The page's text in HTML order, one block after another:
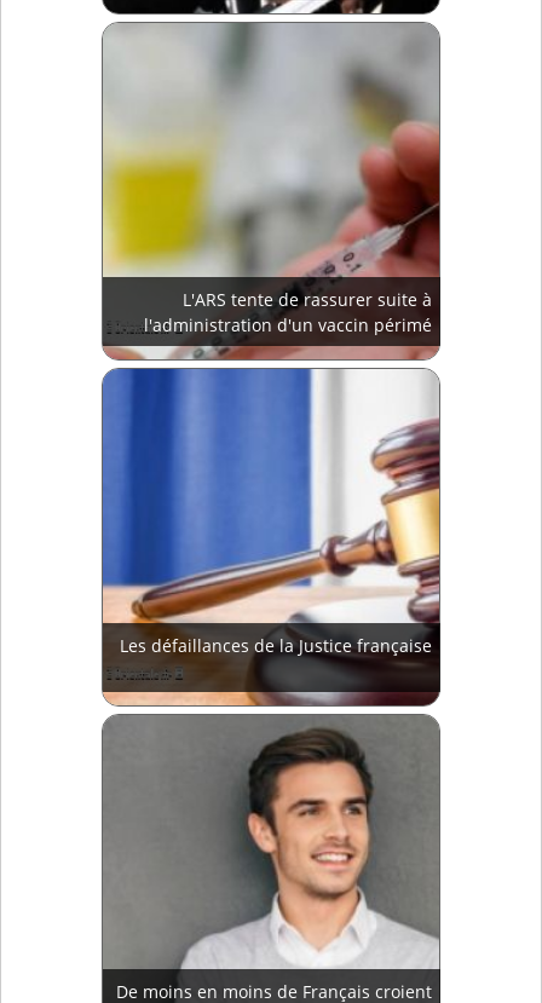
L'ARS tente de rassurer suite à
l'administration d'un vaccin périmé
Les défaillances de la Justice française
De moins en moins de Français croient